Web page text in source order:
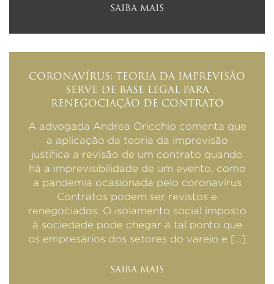
SAIBA MAIS
CORONAVÍRUS: TEORIA DA IMPREVISÃO
SERVE DE BASE LEGAL PARA
RENEGOCIAÇÃO DE CONTRATO
A advogada Andrea Oricchio comenta que
a aplicação da teoria da imprevisão
justifica a revisão de um contrato quando
há a imprevisibilidade de um evento, como
a pandemia ocasionada pelo coronavírus
Contratos podem ser revistos e
renegociados. O isolamento social imposto
à sociedade pode chegar a tal ponto que
os empresários dos setores do varejo e […]
SAIBA MAIS